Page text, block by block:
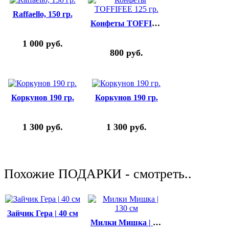
Raffaello, 150 гр.
1 000 руб.
Конфеты TOFFIFEE 125 гр.
800 руб.
Коркунов 190 гр.
1 300 руб.
Коркунов 190 гр.
1 300 руб.
Похожие ПОДАРКИ - смотреть..
Зайчик Гера | 40 см
Милки Мишка | 130 см